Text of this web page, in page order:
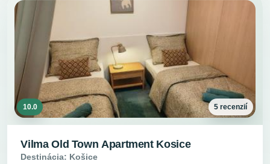
10.0 5 recenzií
Vilma Old Town Apartment Kosice
Destinácia: Košice